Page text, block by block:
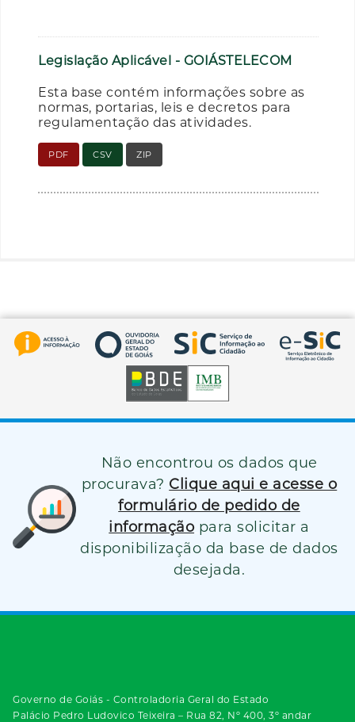
Legislação Aplicável - GOIÁSTELECOM
Esta base contém informações sobre as
normas, portarias, leis e decretos para
regulamentação das atividades.
PDF CSV ZIP
Não encontrou os dados que
procurava? Clique aqui e acesse o
formulário de pedido de
informação para solicitar a
disponibilização da base de dados
desejada.
Governo de Goiás - Controladoria Geral do Estado
Palácio Pedro Ludovico Teixeira – Rua 82, Nº 400, 3º andar